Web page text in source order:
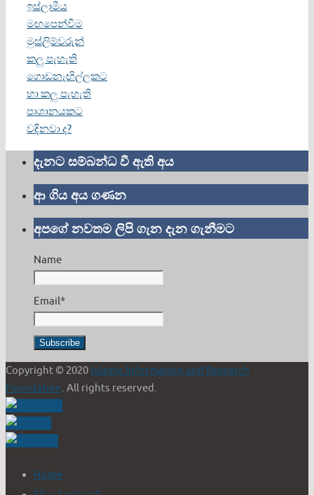
ඉස්ලාමීය
මඟපෙන්වීම
මුස්ලිම්වරුන්
කලු පැහැති
ගොඩනැඟිල්ලකට
හා කලු පැහැති
පාශානයකට
වඳිනවා ද?
දැනට සම්බන්ධ වී ඇති අය
ආ ගිය අය ගණන
අපගේ නවතම ලිපි ගැන දැන ගැනීමට
Name
Email*
Copyright © 2020 Islamic Information and Research
Foundation. All rights reserved.
Home